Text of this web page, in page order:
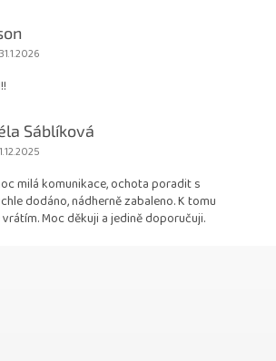
obchodu je 5 z 5 hvězdiček.
31.1.2026
Sáblíková
obchodu je 5 z 5 hvězdiček.
1.12.2025
milá komunikace, ochota poradit s
dodáno, nádherně zabaleno. K tomu
vrátím. Moc děkuji a jedině doporučuji.